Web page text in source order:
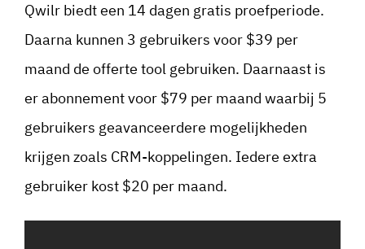
Qwilr biedt een 14 dagen gratis proefperiode.
Daarna kunnen 3 gebruikers voor $39 per
maand de offerte tool gebruiken. Daarnaast is
er abonnement voor $79 per maand waarbij 5
gebruikers geavanceerdere mogelijkheden
krijgen zoals CRM-koppelingen. Iedere extra
gebruiker kost $20 per maand.